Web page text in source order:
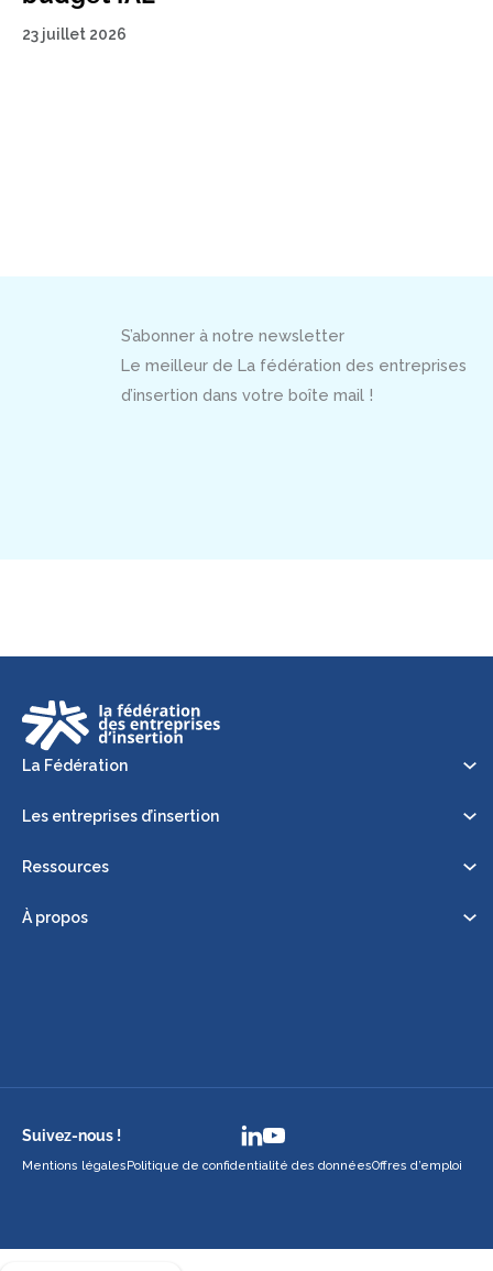
23 juillet 2026
S’abonner à notre newsletter
Le meilleur de La fédération des entreprises
d’insertion dans votre boîte mail !
La Fédération
Les entreprises d’insertion
Ressources
À propos
Suivez-nous !
Mentions légalesPolitique de confidentialité des donnéesOffres d’emploi